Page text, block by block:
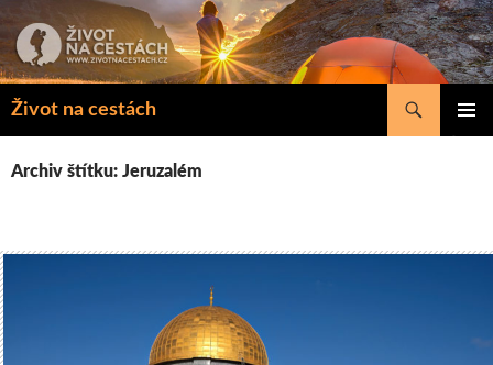
k
obsahu
Život na cestách
Hledat
Archiv štítku: Jeruzalém